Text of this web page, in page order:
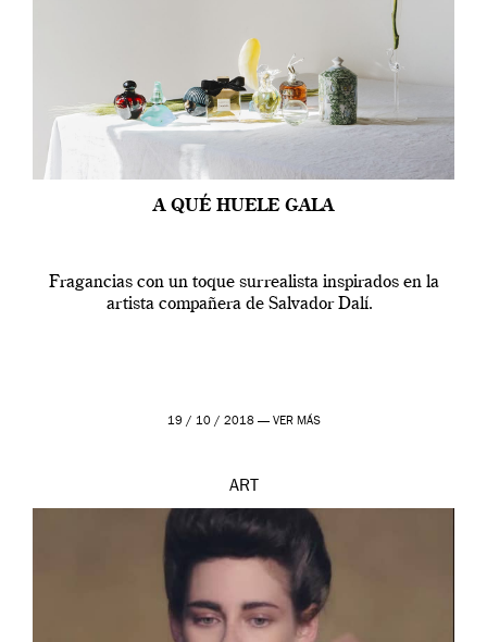
A QUÉ HUELE GALA
Fragancias con un toque surrealista inspirados en la
artista compañera de Salvador Dalí.
19 / 10 / 2018 — VER MÁS
ART